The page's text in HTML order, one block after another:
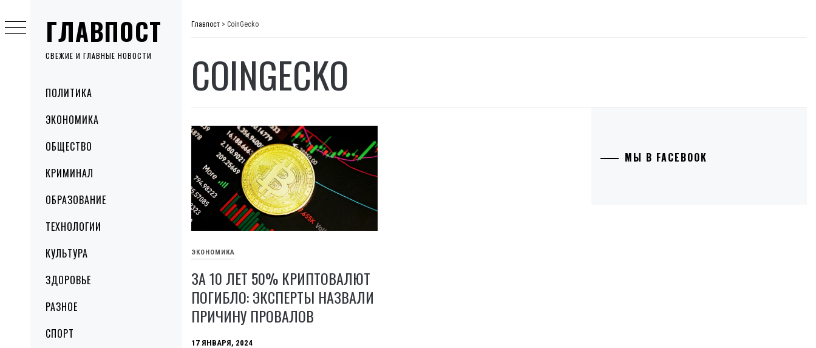
ГЛАВПОСТ
СВЕЖИЕ И ГЛАВНЫЕ НОВОСТИ
MenuПОЛИТИКА
ЭКОНОМИКА
ОБЩЕСТВО
КРИМИНАЛ
ОБРАЗОВАНИЕ
ТЕХНОЛОГИИ
КУЛЬТУРА
ЗДОРОВЬЕ
РАЗНОЕ
СПОРТ
to
content
Главпост > CoinGecko
COINGECKO
ЭКОНОМИКА
ЗА 10 ЛЕТ 50% КРИПТОВАЛЮТ
ПОГИБЛО: ЭКСПЕРТЫ НАЗВАЛИ
ПРИЧИНУ ПРОВАЛОВ
17 ЯНВАРЯ, 2024
МЫ В FACEBOOK